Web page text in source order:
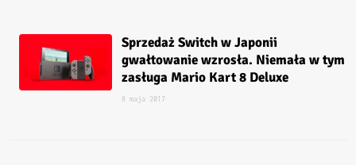
Sprzedaż Switch w Japonii
gwałtowanie wzrosła. Niemała w tym
zasługa Mario Kart 8 Deluxe
8 maja 2017